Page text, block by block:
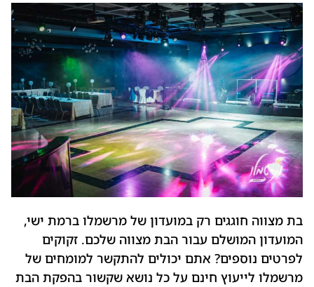
בת מצווה חוגגים רק במועדון של מרשמלו ברמת ישי,
המועדון המושלם עבור הבת מצווה שלכם. זקוקים
לפרטים נוספים? אתם יכולים להתקשר למומחים של
מרשמלו לייעוץ חינם על כל נושא שקשור בהפקת הבת